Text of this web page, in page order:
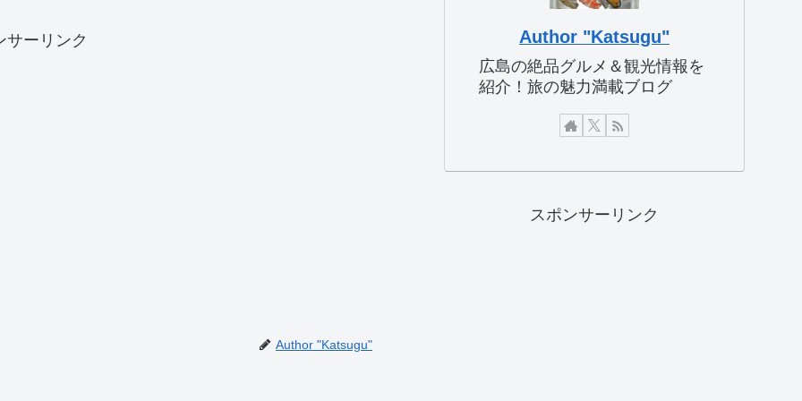
サーリンク
Author "Katsugu"
Author "Katsugu"
広島の絶品グルメ＆観光情報を
紹介！旅の魅力満載ブログ
スポンサーリンク